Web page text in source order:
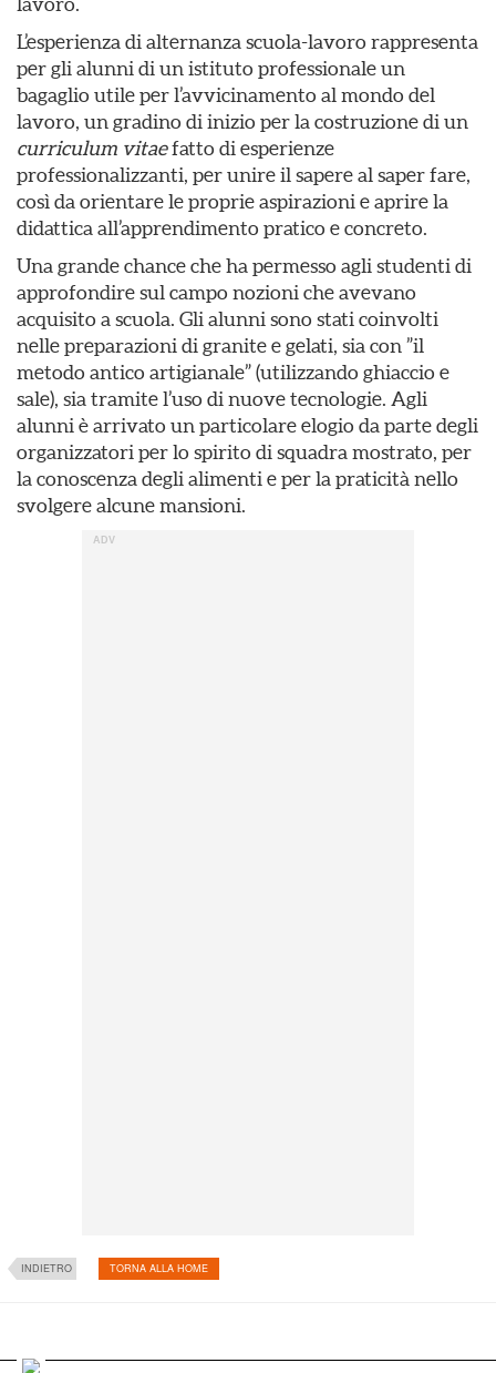
L’esperienza di alternanza scuola-lavoro rappresenta
per gli alunni di un istituto professionale un
bagaglio utile per l’avvicinamento al mondo del
lavoro, un gradino di inizio per la costruzione di un
curriculum vitaefatto di esperienze
professionalizzanti, per unire il sapere al saper fare,
così da orientare le proprie aspirazioni e aprire la
didattica all’apprendimento pratico e concreto.
Una grande chance che ha permesso agli studenti di
approfondire sul campo nozioni che avevano
acquisito a scuola. Gli alunni sono stati coinvolti
nelle preparazioni di granite e gelati, sia con ”il
metodo antico artigianale” (utilizzando ghiaccio e
sale), sia tramite l’uso di nuove tecnologie. Agli
alunni è arrivato un particolare elogio da parte degli
organizzatori per lo spirito di squadra mostrato, per
la conoscenza degli alimenti e per la praticità nello
svolgere alcune mansioni.
INDIETRO TORNA ALLA HOME